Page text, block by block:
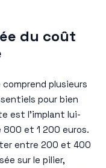
du coût
plusieurs
pour bien
est l’implant lui-
et 1 200 euros.
entre 200 et 400
sur le pilier,